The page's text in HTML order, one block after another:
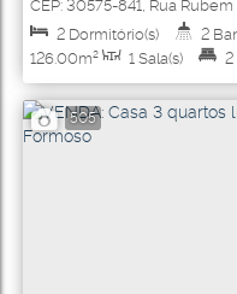
CEP: 30575-841, Rua
Horizonte
Minas Gerais Brasil
2 Dormitório(s) 2
126.00m² 1 Sala(s) 2
126.00m² 2 Vaga(s)
505